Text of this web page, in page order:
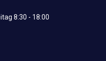
8:30 - 18:00